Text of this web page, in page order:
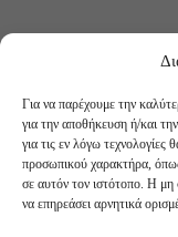
Για να παρέχουμε την
για την αποθήκευση ή/και
για τις εν λόγω τεχνολογίες
προσωπικού χαρακτήρα,
σε αυτόν τον ιστότοπο. Η
να επηρεάσει αρνητικά